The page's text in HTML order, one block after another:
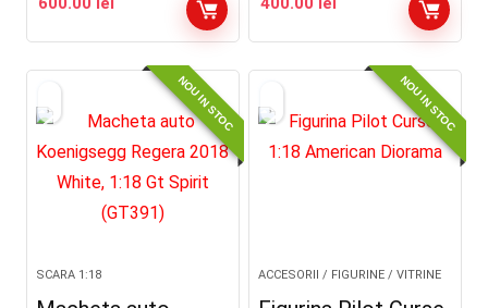
NOU IN STOC
SCARA 1:18
NOU IN STOC
ACCESORII / FIGURINE / VITRINE